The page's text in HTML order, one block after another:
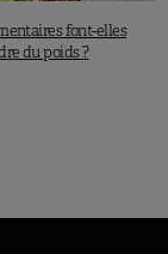
font-elles
du poids ?